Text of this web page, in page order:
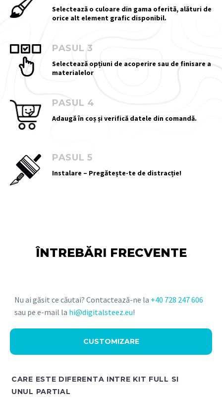
Selectează o culoare din gama oferită, alături de
orice alt element grafic disponibil.
PASUL 3
Selectează opțiuni de acoperire sau de finisare a
materialelor
PASUL 4
Adaugă în coș și verifică datele din comandă.
PASUL 5
Instalare – Pregătește-te de distracție!
ÎNTREBĂRI FRECVENTE
Nu ai găsit ce căutai? Contactează-ne la +40 728 247 606
sau pe e-mail la hi@digitalsteez.eu!
CUSTOMIZARE
CARE ESTE DIFERENTA INTRE KIT FULL SI
UNUL PARTIAL